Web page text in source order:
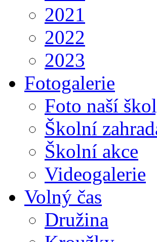
2021
2022
2023
Fotogalerie
Foto naší
Školní
Školní akce
Videogalerie
Volný čas
Družina